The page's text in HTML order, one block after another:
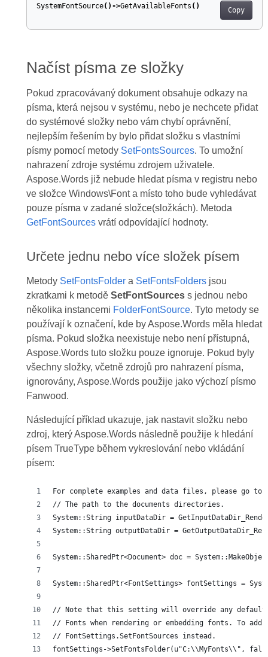
Copy
SystemFontSource()->GetAvailableFonts ()
Načíst písma ze složky
Pokud zpracovávaný dokument obsahuje odkazy na
písma, která nejsou v systému, nebo je nechcete přidat
do systémové složky nebo vám chybí oprávnění,
nejlepším řešením by bylo přidat složku s vlastními
písmy pomocí metody SetFontsSources. To umožní
nahrazení zdroje systému zdrojem uživatele.
Aspose.Words již nebude hledat písma v registru nebo
ve složce Windows\Font a místo toho bude vyhledávat
pouze písma v zadané složce(složkách). Metoda
GetFontSourcesvrátí odpovídající hodnoty.
Určete jednu nebo více složek písem
Metody SetFontsFoldera SetFontsFoldersjsou
zkratkami k metodě SetFontSourcess jednou nebo
několika instancemi FolderFontSource. Tyto metody se
používají k označení, kde by Aspose.Words měla hledat
písma. Pokud složka neexistuje nebo není přístupná,
Aspose.Words tuto složku pouze ignoruje. Pokud byly
všechny složky, včetně zdrojů pro nahrazení písma,
ignorovány, Aspose.Words použije jako výchozí písmo
Fanwood.
Následující příklad ukazuje, jak nastavit složku nebo
zdroj, který Aspose.Words následně použije k hledání
písem TrueType během vykreslování nebo vkládání
písem:
For complete examples and data files, please go to
// The path to the documents directories.
System::String inputDataDir =
System::String outputDataDir =
System::SharedPtr<Document> doc =
System::SharedPtr<FontSettings> fontSettings =
// Note that this setting will override any default
// Fonts when rendering or embedding fonts. To
// FontSettings.SetFontSources instead.
fontSettings->SetFontsFolder(u"C:\\MyFonts\\",